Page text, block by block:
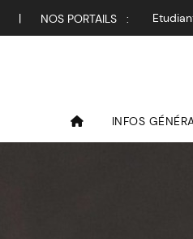
| NOS PORTAILS :
INFOS